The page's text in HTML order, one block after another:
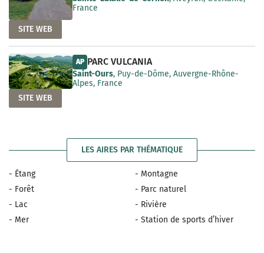
France
SITE WEB
AP PARC VULCANIA
Saint-Ours, Puy-de-Dôme, Auvergne-Rhône-
Alpes, France
SITE WEB
LES AIRES PAR THÉMATIQUE
- Étang
- Forêt
- Lac
- Mer
- Montagne
- Parc naturel
- Rivière
- Station de sports d’hiver